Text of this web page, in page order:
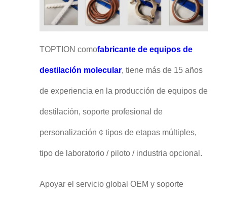
TOPTION comofabricante de equipos de
destilación molecular, tiene más de 15 años
de experiencia en la producción de equipos de
destilación, soporte profesional de
personalización ¢ tipos de etapas múltiples,
tipo de laboratorio / piloto / industria opcional.
Apoyar el servicio global OEM y soporte